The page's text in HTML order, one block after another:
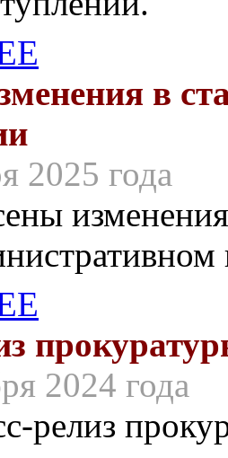
в
2025 года
2024 года
релиз